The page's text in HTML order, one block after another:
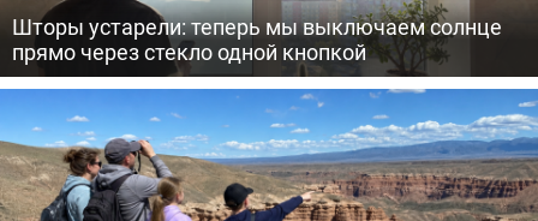
Шторы устарели: теперь мы выключаем солнце
прямо через стекло одной кнопкой